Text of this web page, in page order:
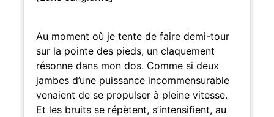
Au moment où je tente de faire demi-tour
sur la pointe des pieds, un claquement
résonne dans mon dos. Comme si deux
jambes d’une puissance incommensurable
venaient de se propulser à pleine vitesse.
Et les bruits se répètent, s’intensifient, au